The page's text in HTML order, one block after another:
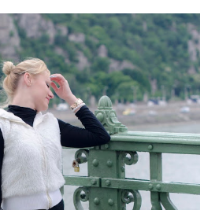
én készítettem. Remélem segít
esti halloween bulihoz. Hableány
(2015) Leopárd (2016)
a sminkről még tutorial videó is készült:
smink (2018) Erről szintén
(2018) ...